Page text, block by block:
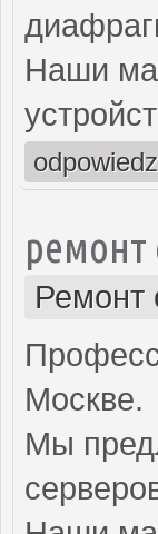
Наши
odpowiedz
ремонт
Ремонт
Москве.
Мы